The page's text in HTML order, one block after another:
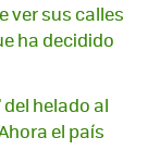
ver sus calles
ha decidido
helado al
el país